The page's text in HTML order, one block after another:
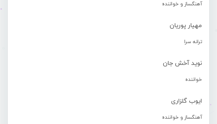
آهنگساز و خواننده
مهیار پوریان
ترانه سرا
نوید آخش جان
خواننده
ایوب گلزاری
آهنگساز و خواننده